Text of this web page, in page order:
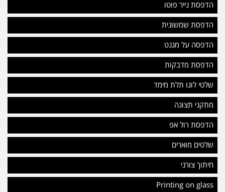
הדפסת נייר פוטו
הדפסת שמשונית
הדפסה על מגנט
הדפסת מדבקות
שלטי לוגו תלת מימד
מתקני תצוגה
הדפסת רול אפ
שלטים מוארים
חיתוך צורני
Printing on glass